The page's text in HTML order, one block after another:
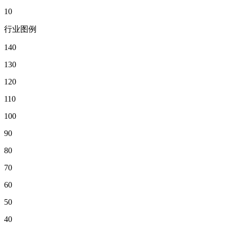
10
行业图例
140
130
120
110
100
90
80
70
60
50
40